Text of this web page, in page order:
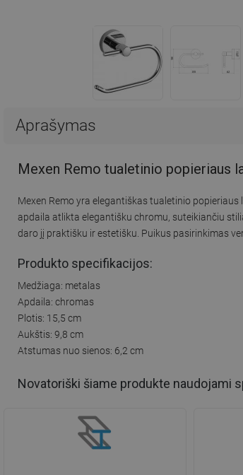
Aprašymas
Mexen Remo tualetinio popieriaus
Mexen Remo yra elegantiškas tualetinio
apdaila atlikta elegantišku chromu, suteikiančiu
daro jį praktišku ir estetišku. Puikus pasirinkimas
Produkto specifikacijos:
Medžiaga: metalas
Apdaila: chromas
Plotis: 15,5 cm
Aukštis: 9,8 cm
Atstumas nuo sienos: 6,2 cm
Novatoriški šiame produkte naudojami